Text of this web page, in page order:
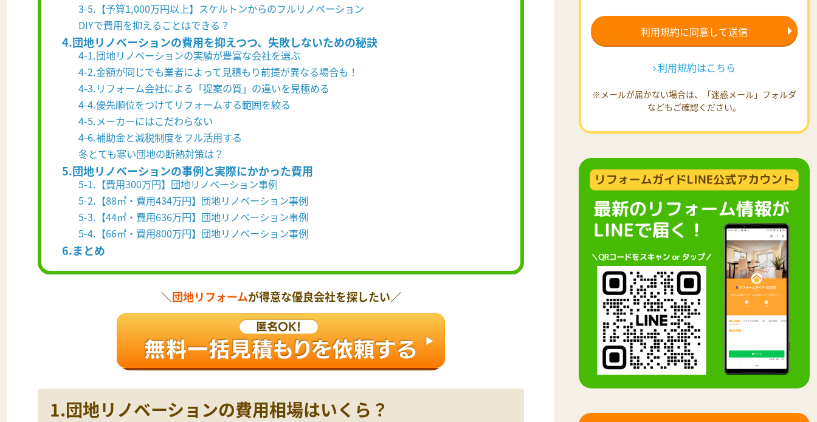
3-5.【予算1,000万円以上】スケルトンからのフルリノベーション
DIYで費用を抑えることはできる？
4.団地リノベーションの費用を抑えつつ、失敗しないための秘訣
4-1.団地リノベーションの実績が豊富な会社を選ぶ
4-2.金額が同じでも業者によって見積もり前提が異なる場合も！
4-3.リフォーム会社による「提案の質」の違いを見極める
4-4.優先順位をつけてリフォームする範囲を絞る
4-5.メーカーにはこだわらない
4-6.補助金と減税制度をフル活用する
冬とても寒い団地の断熱対策は？
5.団地リノベーションの事例と実際にかかった費用
5-1.【費用300万円】団地リノベーション事例
5-2.【88㎡・費用434万円】団地リノベーション事例
5-3.【44㎡・費用636万円】団地リノベーション事例
5-4.【66㎡・費用800万円】団地リノベーション事例
6.まとめ
＼団地リフォームが得意な優良会社を探したい／
1.団地リノベーションの費用相場はいくら？
利用規約はこちら
※メールが届かない場合は、「迷惑メール」フォルダ
などもご確認ください。